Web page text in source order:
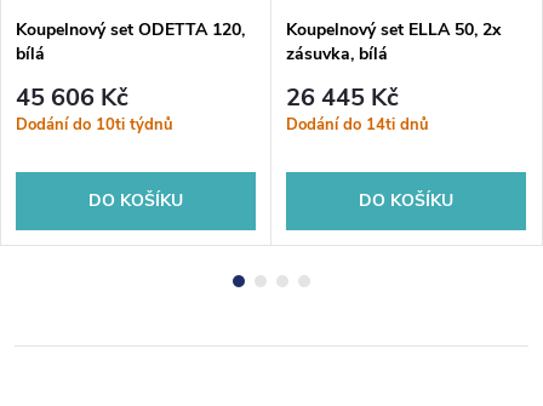
Koupelnový set ODETTA 120,
bílá
45 606 Kč
Dodání do 10ti týdnů
DO KOŠÍKU
Koupelnový set ELLA 50, 2x
zásuvka, bílá
26 445 Kč
Dodání do 14ti dnů
DO KOŠÍKU